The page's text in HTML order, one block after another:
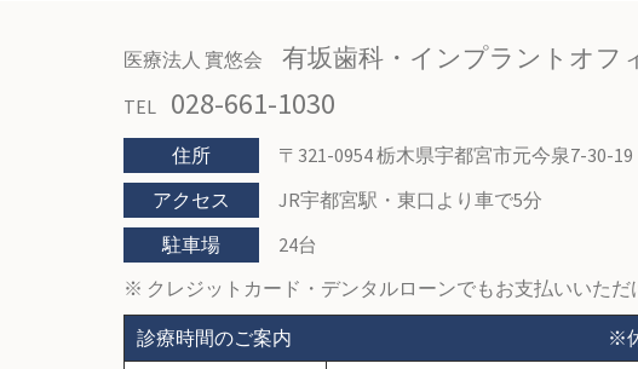
医療法人 實悠会 有坂歯科・インプラントオフ
TEL 028-661-1030
住所
〒321-0954 栃木県宇都宮市元今泉7-30-19
アクセス
JR宇都宮駅・東口より車で5分
駐車場
24台
※ クレジットカード・デンタルローンでもお支払いいただ
診療時間のご案内
※